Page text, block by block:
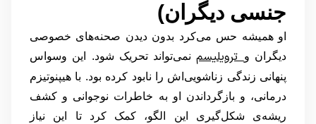
جنسی دیگران)
او همیشه حس می‌کرد بدون دیدن صحنه‌های خصوصی
دیگران وترویلیسمنمی‌تواند تحریک شود. این وسواس
پنهانی زندگی زناشویی‌اش را نابود کرده بود. با هیپنوتیزم
درمانی، و بازگرداندن او به خاطرات نوجوانی و کشف
ریشه‌ی شکل‌گیری این الگو، کمک کرد تا این نیاز